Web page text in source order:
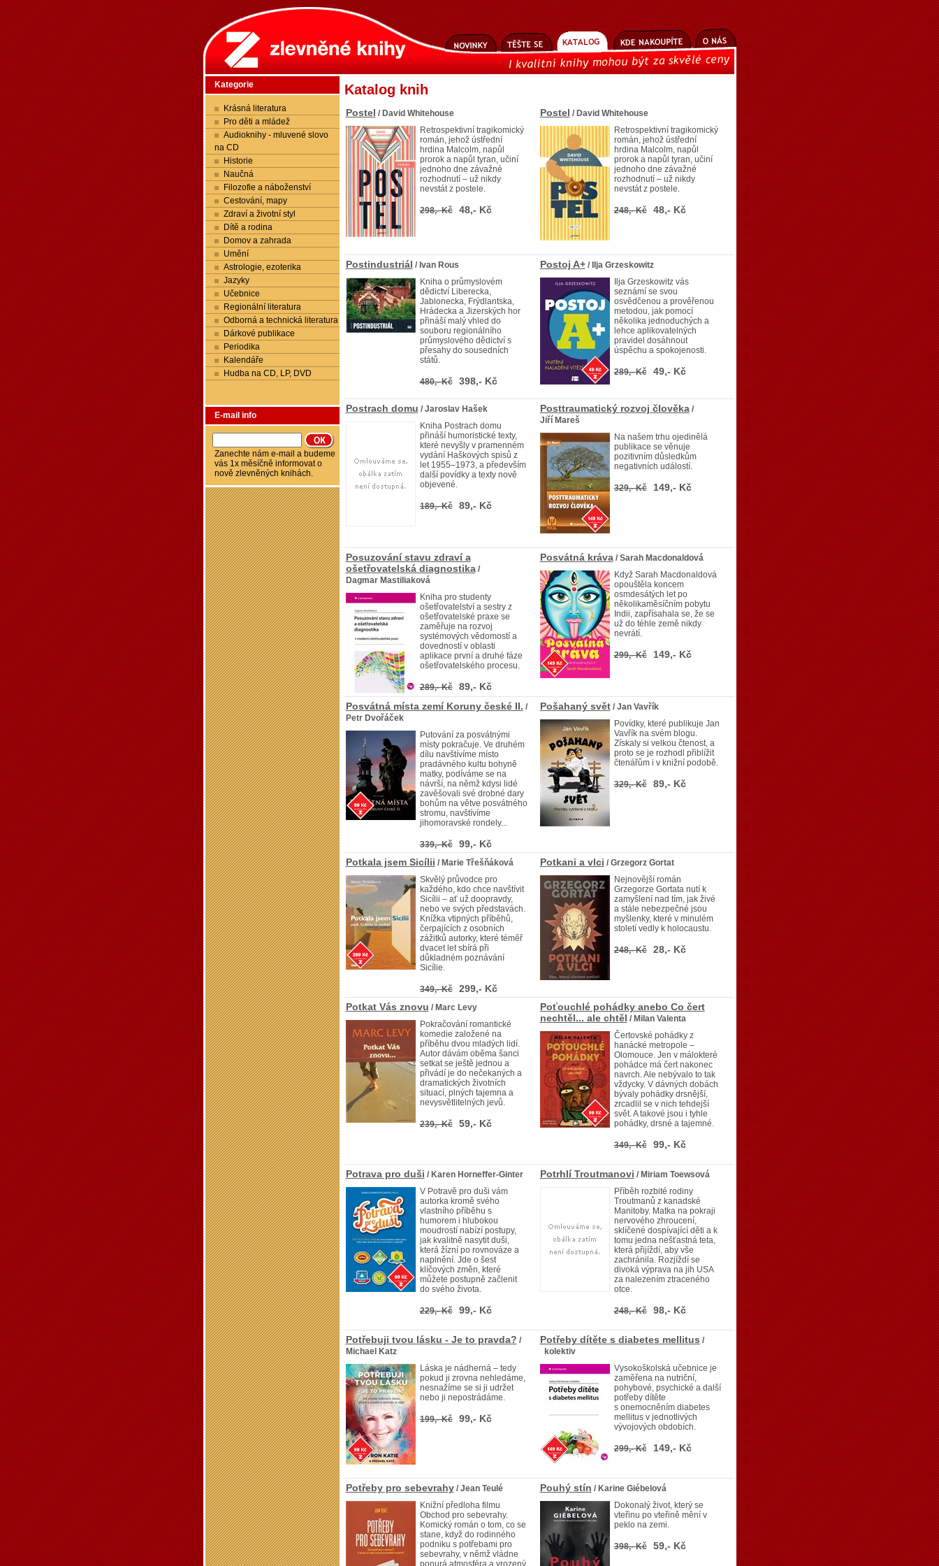
Kategorie
Krásná literatura
Pro děti a mládež
Audioknihy - mluvené slovo
na CD
Historie
Naučná
Filozofie a náboženství
Cestování, mapy
Zdraví a životní styl
Dítě a rodina
Domov a zahrada
Umění
Astrologie, ezoterika
Jazyky
Učebnice
Regionální literatura
Odborná a technická literatura
Dárkové publikace
Periodika
Kalendáře
Hudba na CD, LP, DVD
E-mail info
Zanechte nám e-mail a budeme
vás 1x měsíčně informovat o
nově zlevněných knihách.
Katalog knih
Postel / David Whitehouse
Retrospektivní tragikomický
román, jehož ústřední
hrdina Malcolm, napůl
prorok a napůl tyran, učiní
jednoho dne závažné
rozhodnutí – už nikdy
nevstát z postele.
298,- Kč 48,- Kč
Postel / David Whitehouse
Retrospektivní tragikomický
román, jehož ústřední
hrdina Malcolm, napůl
prorok a napůl tyran, učiní
jednoho dne závažné
rozhodnutí – už nikdy
nevstát z postele.
248,- Kč 48,- Kč
Postindustriál / Ivan Rous
Kniha o průmyslovém
dědictví Liberecka,
Jablonecka, Frýdlantska,
Hrádecka a Jizerských hor
přináší malý vhled do
souboru regionálního
průmyslového dědictví s
přesahy do sousedních
států.
480,- Kč 398,- Kč
Postoj A+/ Ilja Grzeskowitz
Ilja Grzeskowitz vás
seznámí se svou
osvědčenou a prověřenou
metodou, jak pomocí
několika jednoduchých a
lehce aplikovatelných
pravidel dosáhnout
úspěchu a spokojenosti.
289,- Kč 49,- Kč
Postrach domu / Jaroslav Hašek
Kniha Postrach domu
přináší humoristické texty,
které nevyšly v pramenném
vydání Haškových spisů z
let 1955–1973, a především
další povídky a texty nově
objevené.
189,- Kč 89,- Kč
Posttraumatický rozvoj člověka/
Jiří Mareš
Na našem trhu ojedinělá
publikace se věnuje
pozitivním důsledkům
negativních událostí.
329,- Kč 149,- Kč
Posuzování stavu zdraví a
ošetřovatelská diagnostika/
Dagmar Mastiliaková
Kniha pro studenty
ošetřovatelství a sestry z
ošetřovatelské praxe se
zaměřuje na rozvoj
systémových vědomostí a
dovedností v oblasti
aplikace první a druhé fáze
ošetřovatelského procesu.
289,- Kč 89,- Kč
Posvátná kráva/ Sarah Macdonaldová
Když Sarah Macdonaldová
opouštěla koncem
osmdesátých let po
několikaměsíčním pobytu
Indii, zapřísahala se, že se
už do téhle země nikdy
nevrátí.
299,- Kč 149,- Kč
Posvátná místa zemí Koruny české II. /
Petr Dvořáček
Putování za posvátnými
místy pokračuje. Ve druhém
dílu navštívíme místo
pradávného kultu bohyně
matky, podíváme se na
návrší, na němž kdysi lidé
zavěšovali své drobné dary
bohům na větve posvátného
stromu, navštívíme
jihomoravské rondely...
339,- Kč 99,- Kč
Pošahaný svět/ Jan Vavřík
Povídky, které publikuje Jan
Vavřík na svém blogu.
Získaly si velkou čtenost, a
proto se je rozhodl přiblížit
čtenářům i v knižní podobě.
329,- Kč 89,- Kč
Potkala jsem Sicílii / Marie Třešňáková
Skvělý průvodce pro
každého, kdo chce navštívit
Sicílii – ať už doopravdy,
nebo ve svých představách.
Knížka vtipných příběhů,
čerpajících z osobních
zážitků autorky, které téměř
dvacet let sbírá při
důkladném poznávání
Sicílie.
349,- Kč 299,- Kč
Potkani a vlci / Grzegorz Gortat
Nejnovější román
Grzegorze Gortata nutí k
zamyšlení nad tím, jak živé
a stále nebezpečné jsou
myšlenky, které v minulém
století vedly k holocaustu.
248,- Kč 28,- Kč
Potkat Vás znovu / Marc Levy
Pokračování romantické
komedie založené na
příběhu dvou mladých lidí.
Autor dávám oběma šanci
setkat se ještě jednou a
přivádí je do nečekaných a
dramatických životních
situací, plných tajemna a
nevysvětlitelných jevů.
239,- Kč 59,- Kč
Poťouchlé pohádky anebo Co čert
nechtěl... ale chtěl / Milan Valenta
Čertovské pohádky z
hanácké metropole –
Olomouce. Jen v málokteré
pohádce má čert nakonec
navrch. Ale nebývalo to tak
vždycky. V dávných dobách
bývaly pohádky drsnější,
zrcadlil se v nich tehdejší
svět. A takové jsou i tyhle
pohádky, drsné a tajemné.
349,- Kč 99,- Kč
Potrava pro duši / Karen Horneffer-Ginter
V Potravě pro duši vám
autorka kromě svého
vlastního příběhu s
humorem i hlubokou
moudrostí nabízí postupy,
jak kvalitně nasytit duši,
která žízní po rovnováze a
naplnění. Jde o šest
klíčových změn, které
můžete postupně začlenit
do svého života.
229,- Kč 99,- Kč
Potrhlí Troutmanovi / Miriam Toewsová
Příběh rozbité rodiny
Troutmanů z kanadské
Manitoby. Matka na pokraji
nervového zhroucení,
sklíčené dospívající děti a k
tomu jedna nešťastná teta,
která přijíždí, aby vše
zachránila. Rozjíždí se
divoká výprava na jih USA
za nalezením ztraceného
otce.
248,- Kč 98,- Kč
Potřebuji tvou lásku - Je to pravda? /
Michael Katz
Láska je nádherná – tedy
pokud ji zrovna nehledáme,
nesnažíme se si ji udržet
nebo ji nepostrádáme.
199,- Kč 99,- Kč
Potřeby dítěte s diabetes mellitus /
kolektiv
Vysokoškolská učebnice je
zaměřena na nutriční,
pohybové, psychické a další
potřeby dítěte
s onemocněním diabetes
mellitus v jednotlivých
vývojových obdobích.
299,- Kč 149,- Kč
Potřeby pro sebevrahy/ Jean Teulé
Knižní předloha filmu
Obchod pro sebevrahy.
Komický román o tom, co se
stane, když do rodinného
podniku s potřebami pro
sebevrahy, v němž vládne
ponurá atmosféra a vrozený
Pouhý stín / Karine Giébelová
Dokonalý život, který se
vteřinu po vteřině mění v
peklo na zemi.
398,- Kč 59,- Kč